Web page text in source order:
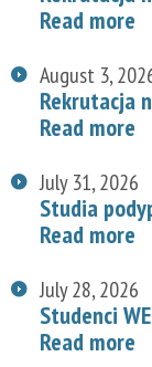
Read more
August 3,
Rekrutacja
Read more
July 31, 2026
Studia
Read more
July 28, 2026
Studenci
Read more